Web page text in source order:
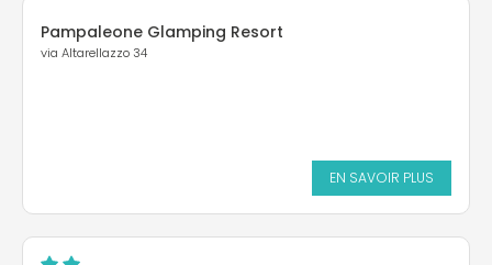
Pampaleone Glamping Resort
via Altarellazzo 34
EN SAVOIR PLUS